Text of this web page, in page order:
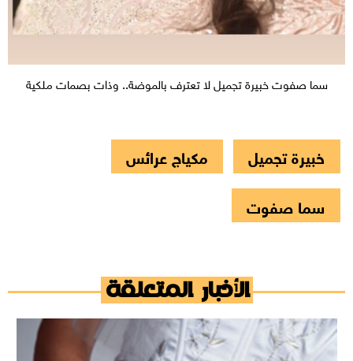
سما صفوت خبيرة تجميل لا تعترف بالموضة.. وذات بصمات ملكية
خبيرة تجميل
مكياج عرائس
سما صفوت
الأخبار المتعلقة